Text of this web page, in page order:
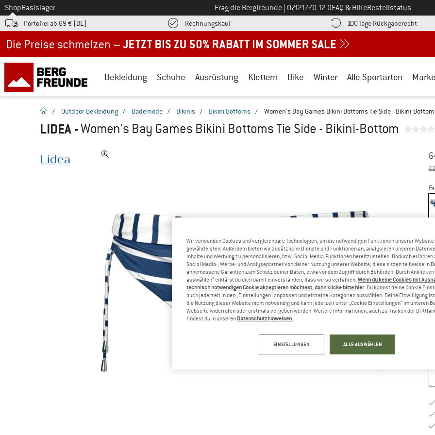
Zum
ShopBasislager Frag die Bergfreunde Ruf uns an unter
07121/70 12 0FAQ & HilfeBestellstatus
Portofrei ab 69 € (DE) RechnungskaufFinde die Zahlungs-Infos hier! Öffnet sich in einer Infobox
100 Tage Rückgaberecht
Bekleidung Schuhe Ausrüstung Klettern Bike Winter Alle Sportarten
Startseite
/ Outdoor Bekleidung / Bademode / Bikinis / Bikini Bottoms / Women's Bay Games Bikini Bottoms Tie Side - Bikini-Bottom
LIDEA -Women's Bay Games Bikini Bottoms Tie Side - Bikini-Bottom
Wir verwenden Cookies und vergleichbare Technologien, um die notwendigen Funktionen unserer Website
gewährleisten. Außerdem bieten wir zusätzliche Dienste und Funktionen an, analysieren unseren
Inhalte und Werbung zu personalisieren, bzw. Social Media-Funktionen bereitzustellen. Dadurch erfahren
Social Media-, Werbe- und Analysepartner von deiner Nutzung unserer Website; diese sitzen teilweise in
angemessene Garantien zum Schutz deiner Daten, etwa vor dem Zugriff durch Behörden. Durch Anklicken
auswählen“ erklärst du dich damit einverstanden, dass wir so verfahren. Wenn du keine Cookies mit
technisch notwendigen Cookie akzeptieren möchtest, dann klicke bitte hier. Du kannst deine Cookie
auch jederzeit in den „Einstellungen“ anpassen und einzelne Kategorien auswählen. Deine Einwilligung
die Nutzung dieser Website nicht notwendig und kann jederzeit unter „Cookie Einstellungen“ im unteren
Webseite widerrufen oder erstmals vergeben werden. Weitere Informationen, auch zu Risiken der
findest du in unseren Datenschutzhinweisen.
EINSTELLUNGEN ALLE AUSWÄHLEN